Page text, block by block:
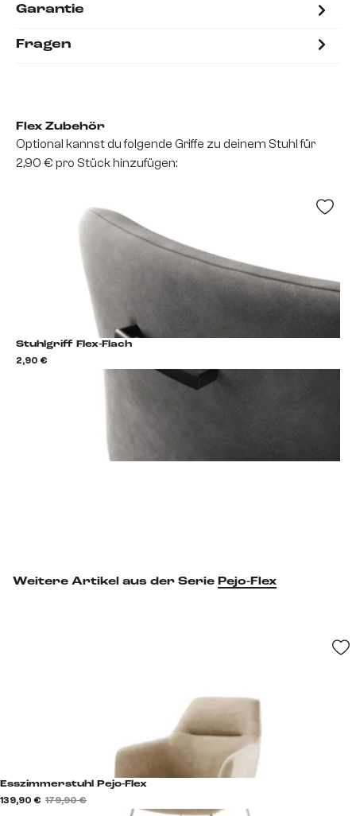
Garantie
Fragen
Flex Zubehör
Optional kannst du folgende Griffe zu deinem Stuhl für
2,90 € pro Stück hinzufügen:
Stuhlgriff Flex-Flach
2,90 €
Stuhlgriff hinzufügen
Weitere Artikel aus der Serie Pejo-Flex
Esszimmerstuhl Pejo-Flex
139,90 € 179,90 €